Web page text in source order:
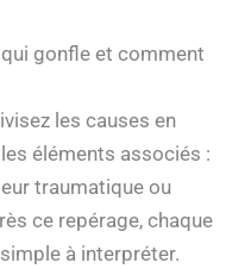
gonfle et comment
les causes en
éléments associés :
traumatique ou
ce repérage, chaque
à interpréter.